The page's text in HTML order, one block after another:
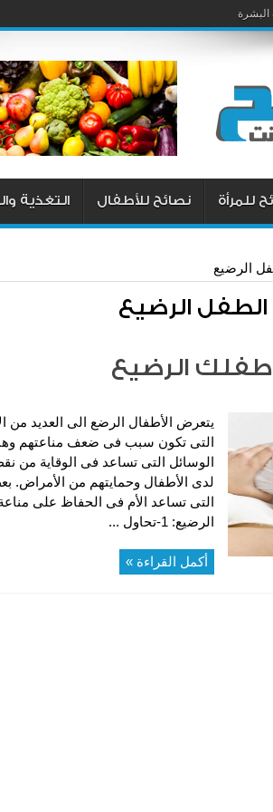
البشرة
للمرأة نصائح للأطفال التغذية
الرضيع
الطفل الرضيع
الرضيع
يتعرض الأطفال الرضع الى العديد من
التى تكون سبب فى ضعف مناعتهم
الوسائل التى تساعد فى الوقاية من
لدى الأطفال وحمايتهم من الأمراض.
التى تساعد الأم فى الحفاظ على
الرضيع: 1-تحاول ...
أكمل القراءة »